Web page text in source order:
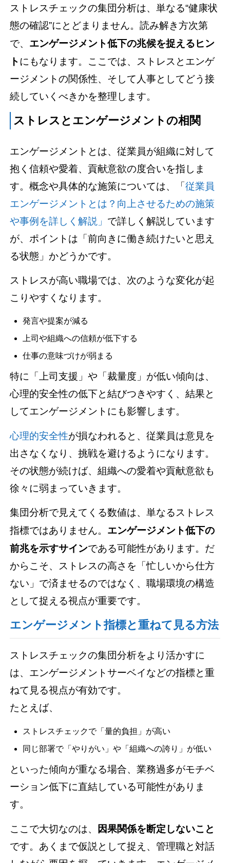
ストレスチェックの集団分析は、単なる“健康状
態の確認”にとどまりません。読み解き方次第
で、 エンゲージメント低下の兆候を捉えるヒン
トにもなります。ここでは、ストレスとエンゲ
ージメントの関係性、そして人事としてどう接
続していくべきかを整理します。
ストレスとエンゲージメントの相関
エンゲージメントとは、従業員が組織に対して
抱く信頼や愛着、貢献意欲の度合いを指しま
す。概念や具体的な施策については、「従業員
エンゲージメントとは？向上させるための施策
や事例を詳しく解説」 で詳しく解説しています
が、ポイントは「前向きに働き続けたいと思え
る状態」かどうかです。
ストレスが高い職場では、次のような変化が起
こりやすくなります。
発言や提案が減る
上司や組織への信頼が低下する
仕事の意味づけが弱まる
特に「上司支援」や「裁量度」が低い傾向は、
心理的安全性の低下と結びつきやすく、結果と
してエンゲージメントにも影響します。
心理的安全性が損なわれると、従業員は意見を
出さなくなり、挑戦を避けるようになります。
その状態が続けば、組織への愛着や貢献意欲も
徐々に弱まっていきます。
集団分析で見えてくる数値は、単なるストレス
指標ではありません。 エンゲージメント低下の
前兆を示すサインである可能性があります。だ
からこそ、ストレスの高さを「忙しいから仕方
ない」で済ませるのではなく、職場環境の構造
として捉える視点が重要です。
エンゲージメント指標と重ねて見る方法
ストレスチェックの集団分析をより活かすに
は、エンゲージメントサーベイなどの指標と重
ねて見る視点が有効です。
たとえば、
ストレスチェックで「量的負担」が高い
同じ部署で「やりがい」や「組織への誇り」が低い
といった傾向が重なる場合、業務過多がモチベ
ーション低下に直結している可能性がありま
す。
ここで大切なのは、
因果関係を断定しないこと
です。あくまで仮説として捉え、管理職と対話